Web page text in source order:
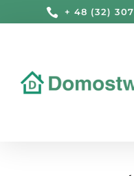
 + 48 (32) 307